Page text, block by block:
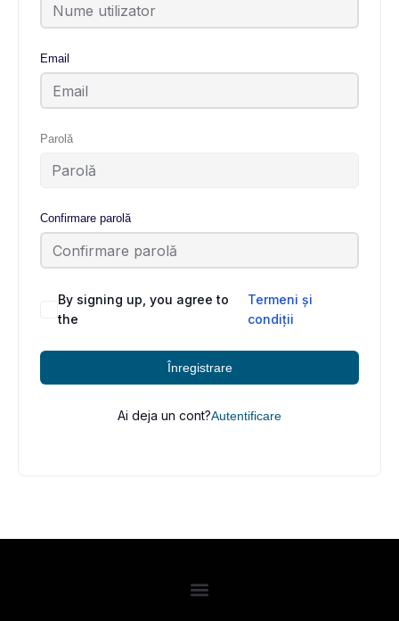
Email
Parolă
Confirmare parolă
By signing up, you agree to
the
Termeni și
condiții
Înregistrare
Ai deja un cont?Autentificare